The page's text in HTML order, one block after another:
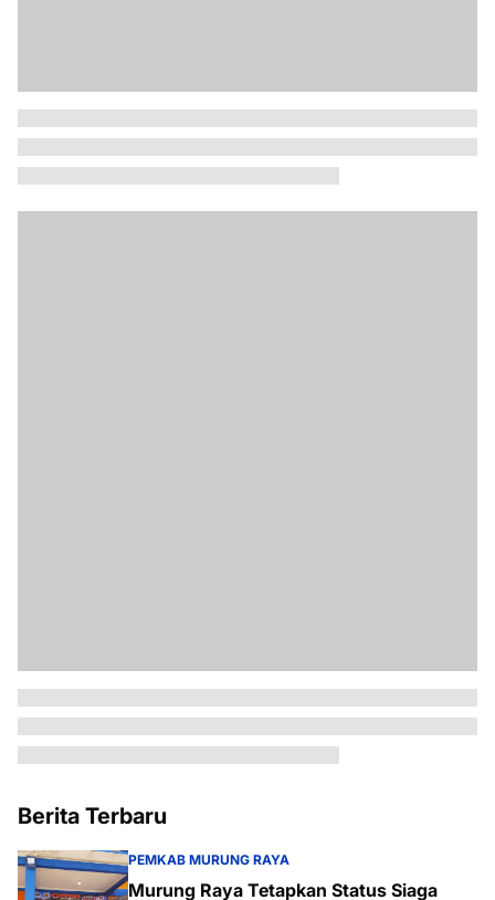
Berita Terbaru
PEMKAB MURUNG RAYA
Murung Raya Tetapkan Status Siaga